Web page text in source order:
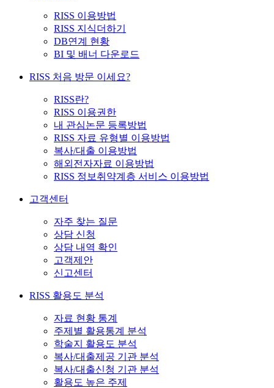
RISS 이용방법
RISS 지식더하기
DB연계 현황
BI 및 배너 다운로드
RISS 처음 방문 이세요?
RISS란?
RISS 이용권한
내 관심논문 등록방법
RISS 자료 유형별 이용방법
복사/대출 이용방법
해외전자자료 이용방법
RISS 정보취약계층 서비스 이용방법
고객센터
자주 찾는 질문
상담 신청
상담 내역 확인
고객제안
신고센터
RISS 활용도 분석
자료 현황 통계
주제별 활용통계 분석
학술지 활용도 분석
복사/대출제공 기관 분석
복사/대출신청 기관 분석
활용도 높은 주제